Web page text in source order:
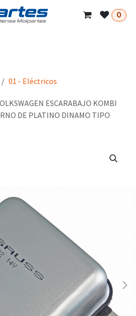
0
01 - Eléctricos
ESCARABAJO KOMBI
DE PLATINO DINAMO TIPO